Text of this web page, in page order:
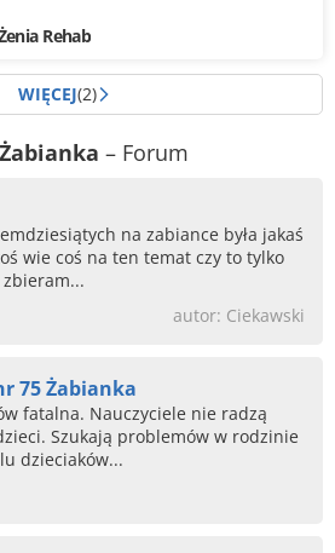
Rehab
WIĘCEJ(2)
– Forum
na zabiance była jakaś
wie coś na ten temat czy to tylko
autor: Ciekawski
75 Żabianka
fatalna. Nauczyciele nie radzą
Szukają problemów w rodzinie
dzieciaków...